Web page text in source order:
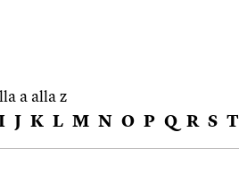
a alla z
J K L M N O P Q R S T